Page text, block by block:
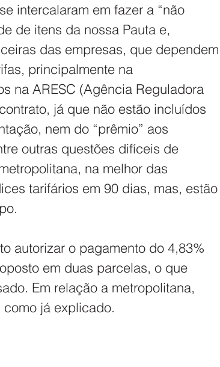
intercalaram em fazer a “não
de itens da nossa Pauta e,
das empresas, que dependem
principalmente na
na ARESC (Agência Reguladora
já que não estão incluídos
nem do “prêmio” aos
outras questões difíceis de
na melhor das
tarifários em 90 dias, mas, estão
autorizar o pagamento do 4,83%
em duas parcelas, o que
Em relação a metropolitana,
já explicado.